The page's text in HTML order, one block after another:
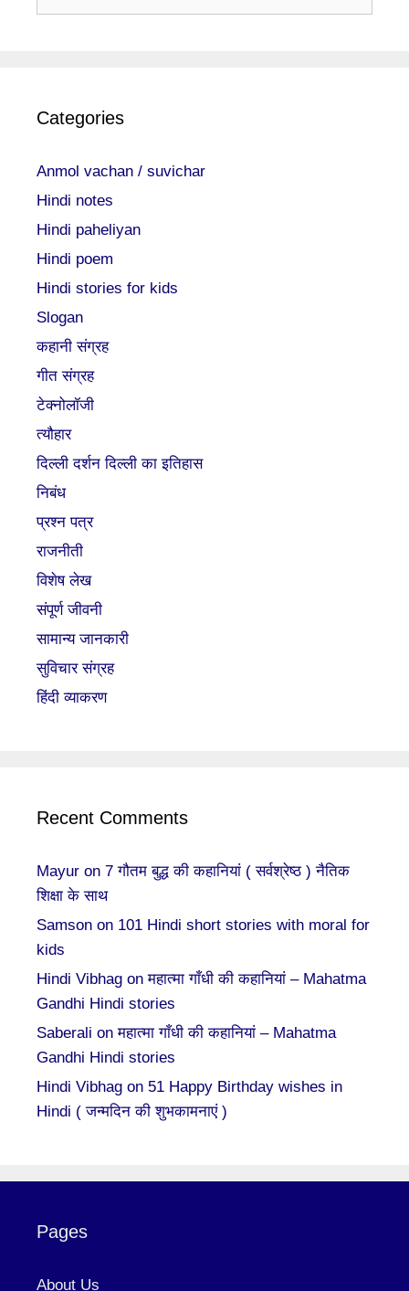
Categories
Anmol vachan / suvichar
Hindi notes
Hindi paheliyan
Hindi poem
Hindi stories for kids
Slogan
कहानी संग्रह
गीत संग्रह
टेक्नोलॉजी
त्यौहार
दिल्ली दर्शन दिल्ली का इतिहास
निबंध
प्रश्न पत्र
राजनीती
विशेष लेख
संपूर्ण जीवनी
सामान्य जानकारी
सुविचार संग्रह
हिंदी व्याकरण
Recent Comments
Mayur on 7 गौतम बुद्ध की कहानियां ( सर्वश्रेष्ठ ) नैतिक
शिक्षा के साथ
Samson on 101 Hindi short stories with moral for
kids
Hindi Vibhag onमहात्मा गाँधी की कहानियां – Mahatma
Gandhi Hindi stories
Saberali onमहात्मा गाँधी की कहानियां – Mahatma
Gandhi Hindi stories
Hindi Vibhag on 51 Happy Birthday wishes in
Hindi ( जन्मदिन की शुभकामनाएं )
Pages
About Us